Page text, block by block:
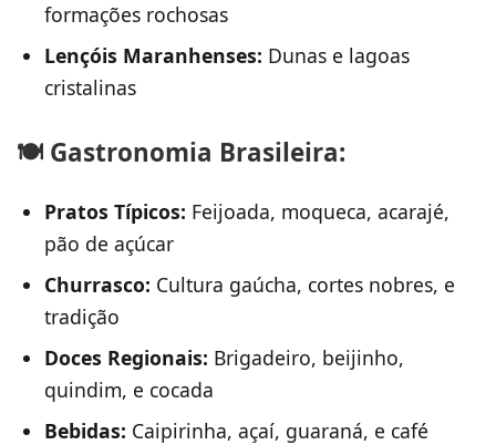
formações rochosas
Lençóis Maranhenses: Dunas e lagoas
cristalinas
🍽️ Gastronomia Brasileira:
Pratos Típicos: Feijoada, moqueca, acarajé,
pão de açúcar
Churrasco: Cultura gaúcha, cortes nobres, e
tradição
Doces Regionais: Brigadeiro, beijinho,
quindim, e cocada
Bebidas: Caipirinha, açaí, guaraná, e café